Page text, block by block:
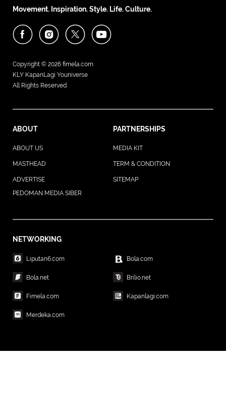
Movement. Inspiration. Style. Life. Culture.
Copyright © 2026 fimela.com
KLY KapanLagi Youniverse
All Rights Reserved
ABOUT PARTNERSHIPS
ABOUT US MEDIA KIT
MASTHEAD TERM & CONDITION
ADVERTISE
SITEMAP
PEDOMAN MEDIA SIBER
NETWORKING
Liputan6.com Bola.com
Bola.net Brilio.net
Fimela.com Kapanlagi.com
Merdeka.com